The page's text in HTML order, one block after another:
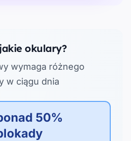
okulary?
wymaga różnego
w ciągu dnia
50%